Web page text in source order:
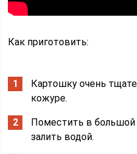
Как приготовить:
Картошку очень
кожуре.
Поместить в
залить водой.